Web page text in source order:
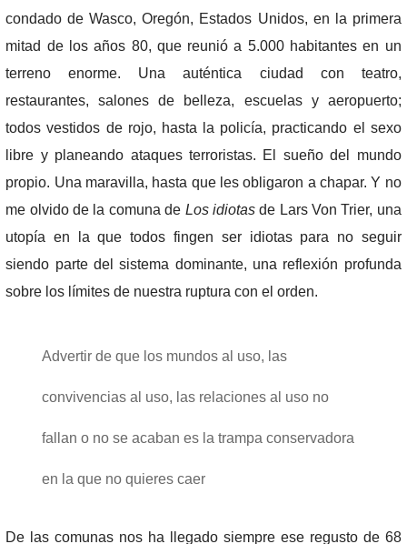
condado de Wasco, Oregón, Estados Unidos, en la primera
mitad de los años 80, que reunió a 5.000 habitantes en un
terreno enorme. Una auténtica ciudad con teatro,
restaurantes, salones de belleza, escuelas y aeropuerto;
todos vestidos de rojo, hasta la policía, practicando el sexo
libre y planeando ataques terroristas. El sueño del mundo
propio. Una maravilla, hasta que les obligaron a chapar. Y no
me olvido de la comuna de Los idiotasde Lars Von Trier, una
utopía en la que todos fingen ser idiotas para no seguir
siendo parte del sistema dominante, una reflexión profunda
sobre los límites de nuestra ruptura con el orden.
Advertir de que los mundos al uso, las
convivencias al uso, las relaciones al uso no
fallan o no se acaban es la trampa conservadora
en la que no quieres caer
De las comunas nos ha llegado siempre ese regusto de 68